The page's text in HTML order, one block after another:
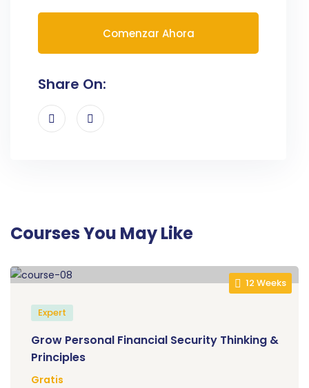
Comenzar Ahora
Share On:
Courses You May Like
12 Weeks
Expert
Grow Personal Financial Security Thinking &
Principles
Gratis